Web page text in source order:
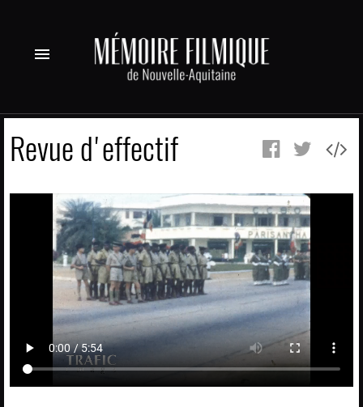
menu
Revue d'effectif